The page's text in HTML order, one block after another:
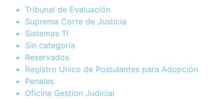
Tribunal de Evaluación
Suprema Corte de Justicia
Sistemas TI
Sin categoría
Reservados
Registro Único de Postulantes para Adopción
Penales
Oficina Gestion Judicial